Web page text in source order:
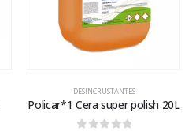
DESINCRUSTANTES
Policar*1 Cera super polish 20L